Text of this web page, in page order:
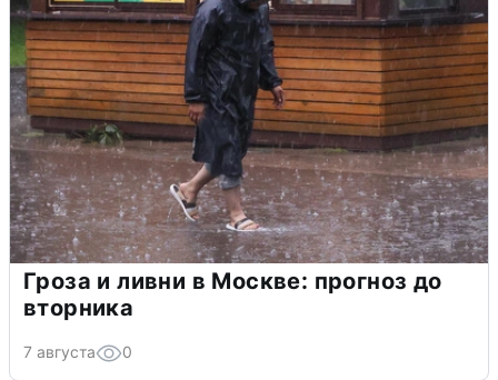
Гроза и ливни в Москве: прогноз до
вторника
7 августа 0